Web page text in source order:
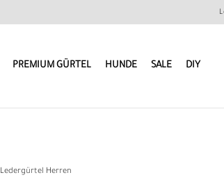
PREMIUM GÜRTEL HUNDE SALE DIY
Ledergürtel Herren